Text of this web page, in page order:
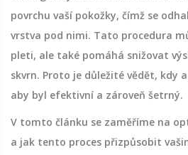
povrchu vaší pokožky, čímž se
vrstva pod nimi. Tato procedura
pleti, ale také pomáhá snižovat
skvrn. Proto je důležité vědět, kdy
aby byl efektivní a zároveň šetrný.
V tomto článku se zaměříme na
a jak tento proces přizpůsobit